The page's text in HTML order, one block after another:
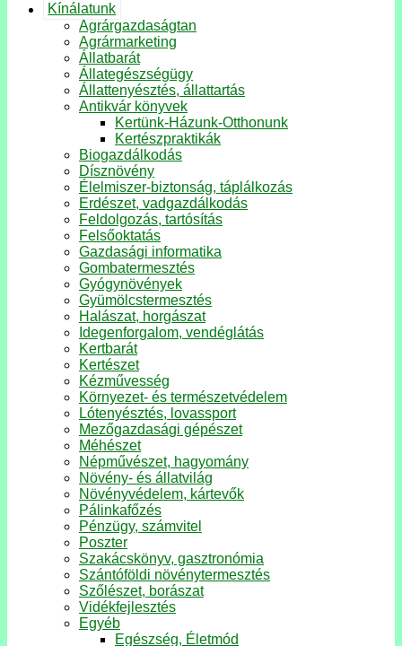
Kínálatunk
Agrárgazdaságtan
Agrármarketing
Állatbarát
Állategészségügy
Állattenyésztés, állattartás
Antikvár könyvek
Kertünk-Házunk-Otthonunk
Kertészpraktikák
Biogazdálkodás
Dísznövény
Élelmiszer-biztonság, táplálkozás
Erdészet, vadgazdálkodás
Feldolgozás, tartósítás
Felsőoktatás
Gazdasági informatika
Gombatermesztés
Gyógynövények
Gyümölcstermesztés
Halászat, horgászat
Idegenforgalom, vendéglátás
Kertbarát
Kertészet
Kézművesség
Környezet- és természetvédelem
Lótenyésztés, lovassport
Mezőgazdasági gépészet
Méhészet
Népművészet, hagyomány
Növény- és állatvilág
Növényvédelem, kártevők
Pálinkafőzés
Pénzügy, számvitel
Poszter
Szakácskönyv, gasztronómia
Szántóföldi növénytermesztés
Szőlészet, borászat
Vidékfejlesztés
Egyéb
Egészség, Életmód